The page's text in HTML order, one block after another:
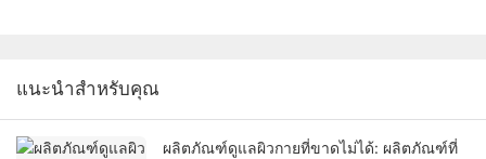
แนะนำสำหรับคุณ
ผลิตภัณฑ์ดูแลผิวกายที่ขาดไม่ได้: ผลิตภัณฑ์ที่